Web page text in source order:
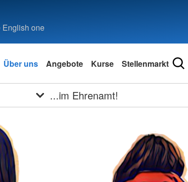
English one
Über uns Angebote Kurse Stellenmarkt
...im Ehrenamt!